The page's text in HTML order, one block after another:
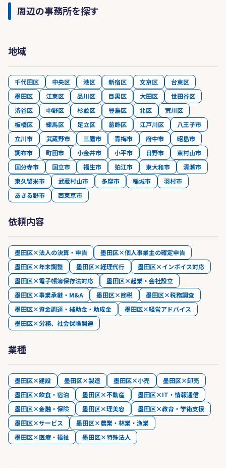
周辺の事務所を探す
地域
千代田区 中央区 港区 新宿区 文京区
台東区
墨田区
江東区 品川区 目黒区 大田区
世田谷区
渋谷区
中野区 杉並区 豊島区 北区
荒川区
板橋区
練馬区 足立区 葛飾区 江戸川区
八王子市
立川市
武蔵野市 三鷹市 青梅市 府中市
昭島市
調布市
町田市 小金井市 小平市 日野市
東村山市
国分寺市
国立市 福生市 狛江市 東大和市
清瀬市
東久留米市
武蔵村山市 多摩市 稲城市
羽村市
あきる野市
西東京市
依頼内容
墨田区×法人の決算・申告
墨田区×個人事業主の確定申告
墨田区×年末調整
墨田区×経理代行
墨田区×インボイス対応
墨田区×電子帳簿保存法対応
墨田区×起業・会社設立
墨田区×事業承継・M&A
墨田区×節税
墨田区×税務調査
墨田区×資金調達・補助金・助成金
墨田区×経営アドバイス
墨田区×労務、社会保険関連
業種
墨田区×建設 墨田区×製造 墨田区×小売
墨田区×卸売
墨田区×飲食・宿泊
墨田区×不動産
墨田区×IT・情報通信
墨田区×金融・保険
墨田区×理美容
墨田区×教育・学術支援
墨田区×サービス
墨田区×農業・林業・漁業
墨田区×医療・福祉
墨田区×特殊法人